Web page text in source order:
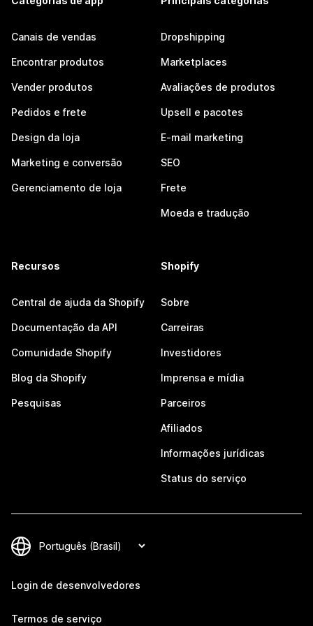
Canais de vendas
Encontrar produtos
Vender produtos
Pedidos e frete
Design da loja
Marketing e conversão
Gerenciamento de loja
Dropshipping
Marketplaces
Avaliações de produtos
Upsell e pacotes
E-mail marketing
SEO
Frete
Moeda e tradução
Recursos
Central de ajuda da Shopify
Documentação da API
Comunidade Shopify
Blog da Shopify
Pesquisas
Shopify
Sobre
Carreiras
Investidores
Imprensa e mídia
Parceiros
Afiliados
Informações jurídicas
Status do serviço
Login de desenvolvedores
Termos de serviço